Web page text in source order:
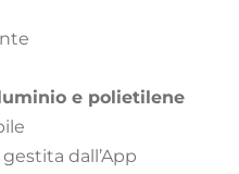
e polietilene
gestita dall’App